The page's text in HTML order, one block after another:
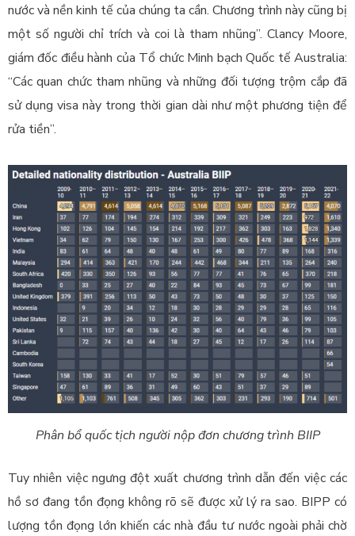
nước và nền kinh tế của chúng ta cần. Chương trình này cũng bị
một số người chỉ trích và coi là tham nhũng”. Clancy Moore,
giám đốc điều hành của Tổ chức Minh bạch Quốc tế Australia:
“Các quan chức tham nhũng và những đối tượng trộm cắp đã
sử dụngvisa này trong thời gian dài như một phương tiện để
rửa tiền”.
Phân bổ quốc tịch người nộp đơn chương trình BIIP
Tuy nhiên việc ngưng đột xuất chương trình dẫn đến việc các
hồ sơ đang tồn đọng không rõ sẽ được xử lý ra sao. BIPP có
lượng tồn đọng lớn khiến các nhà đầu tư nước ngoài phải chờ